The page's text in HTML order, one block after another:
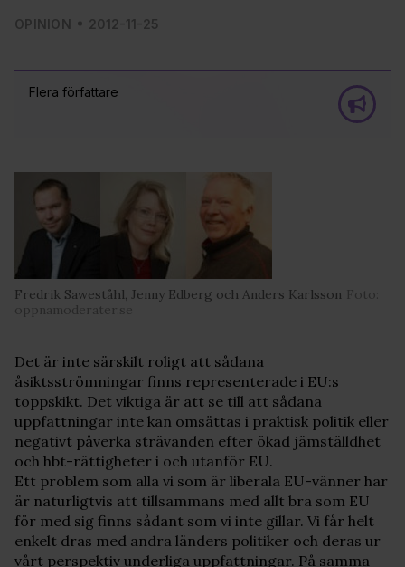
Flera författare
OPINION 2012-11-25
Fredrik Saweståhl, Jenny Edberg och Anders Karlsson Foto:
oppnamoderater.se
Det är inte särskilt roligt att sådana
åsiktsströmningar finns representerade i EU:s
toppskikt. Det viktiga är att se till att sådana
uppfattningar inte kan omsättas i praktisk politik eller
negativt påverka strävanden efter ökad jämställdhet
och hbt-rättigheter i och utanför EU.
Ett problem som alla vi som är liberala EU-vänner har
är naturligtvis att tillsammans med allt bra som EU
för med sig finns sådant som vi inte gillar. Vi får helt
enkelt dras med andra länders politiker och deras ur
vårt perspektiv underliga uppfattningar. På samma